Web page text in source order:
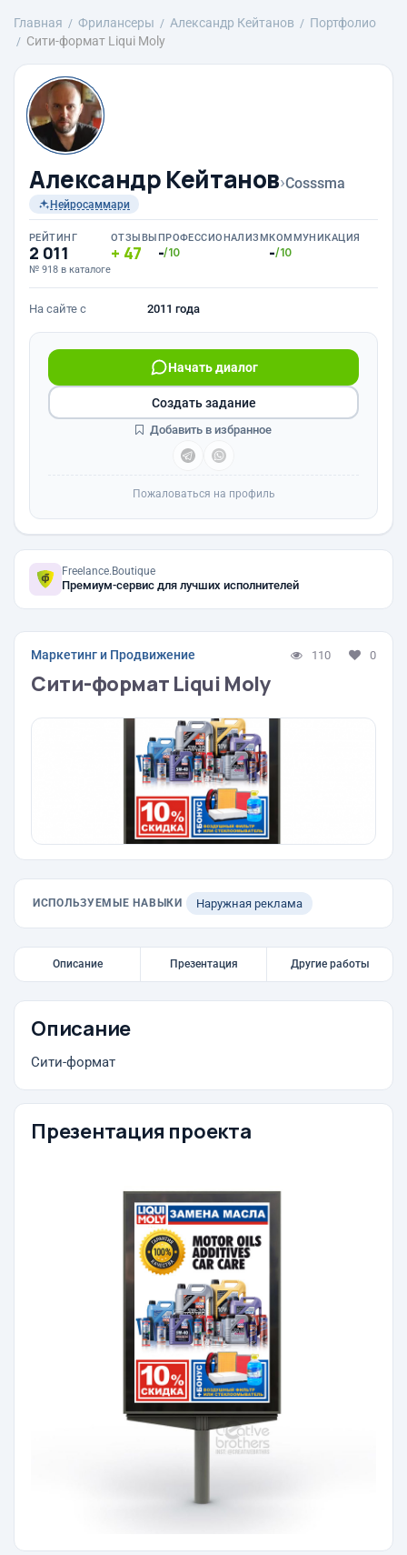
Главная Фрилансеры Александр Кейтанов
Портфолио
Сити-формат Liqui Moly
Александр Кейтанов›Cosssma
Нейросаммари
РЕЙТИНГ
2 011
№ 918 в каталоге
ОТЗЫВЫ
47
ПРОФЕССИОНАЛИЗМ
-/10
КОММУНИКАЦИЯ
-/10
На сайте с 2011 года
Начать диалог
Создать задание
Добавить в избранное
Пожаловаться на профиль
Freelance.Boutique
Премиум-сервис для лучших исполнителей
Маркетинг и Продвижение 110 0
Сити-формат Liqui Moly
ИСПОЛЬЗУЕМЫЕ НАВЫКИ Наружная реклама
Описание Презентация Другие работы
Описание
Сити-формат
Презентация проекта